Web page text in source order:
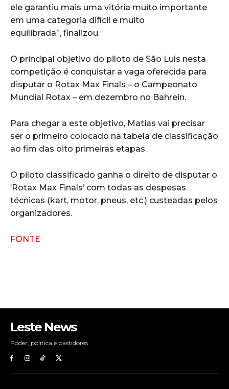
ele garantiu mais uma vitória muito importante
em uma categoria difícil e muito
equilibrada”, finalizou.
O principal objetivo do piloto de São Luís nesta
competição é conquistar a vaga oferecida para
disputar o Rotax Max Finals – o Campeonato
Mundial Rotax – em dezembro no Bahrein.
Para chegar a este objetivo, Matias vai precisar
ser o primeiro colocado na tabela de classificação
ao fim das oito primeiras etapas.
O piloto classificado ganha o direito de disputar o
‘Rotax Max Finals’ com todas as despesas
técnicas (kart, motor, pneus, etc.) custeadas pelos
organizadores.
FONTE
Leste News
Poder, política e bastidores